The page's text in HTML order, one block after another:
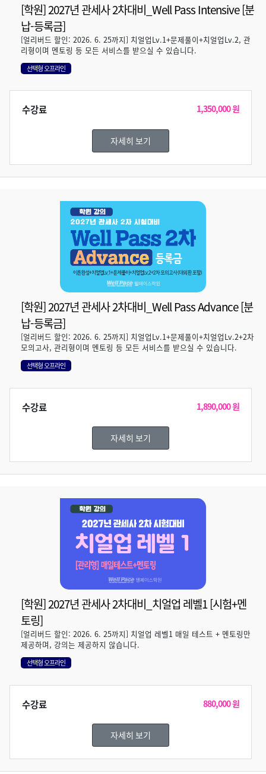
[학원] 2027년 관세사 2차대비_Well Pass Intensive [분
납-등록금]
[얼리버드 할인: 2026. 6. 25까지] 치얼업Lv.1+문제풀이+치얼업Lv.2, 관
리형이며 멘토링 등 모든 서비스를 받으실 수 있습니다.
선택형 오프라인
수강료 1,350,000 원
자세히 보기
[학원] 2027년 관세사 2차대비_Well Pass Advance [분
납-등록금]
[얼리버드 할인: 2026. 6. 25까지] 치얼업Lv.1+문제풀이+치얼업Lv.2+2차
모의고사, 관리형이며 멘토링 등 모든 서비스를 받으실 수 있습니다.
선택형 오프라인
수강료 1,890,000 원
자세히 보기
[학원] 2027년 관세사 2차대비_치얼업 레벨1 [시험+멘
토링]
[얼리버드 할인: 2026. 6. 25까지] 치얼업 레벨1 매일 테스트 + 멘토링만
제공하며, 강의는 제공하지 않습니다.
선택형 오프라인
수강료 880,000 원
자세히 보기